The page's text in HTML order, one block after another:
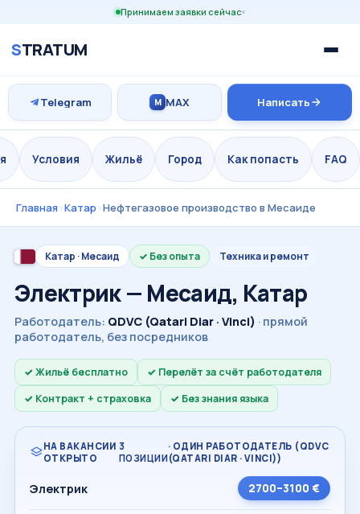
Принимаем заявки сейчас
STRATUM
Telegram M MAX Написать
Условия Жильё Город Как попасть FAQ
Главная›Катар ›Нефтегазовое производство в Месаиде
Катар · Месаид Без опыта Техника и ремонт
Электрик — Месаид, Катар
Работодатель: QDVC (Qatari Diar · Vinci) · прямой
работодатель, без посредников
Жильё бесплатно
Перелёт за счёт работодателя
Контракт + страховка
Без знания языка
НА ВАКАНСИИ
ОТКРЫТО
3
ПОЗИЦИИ
· ОДИН РАБОТОДАТЕЛЬ (QDVC
(QATARI DIAR · VINCI))
Электрик 2700–3100 €